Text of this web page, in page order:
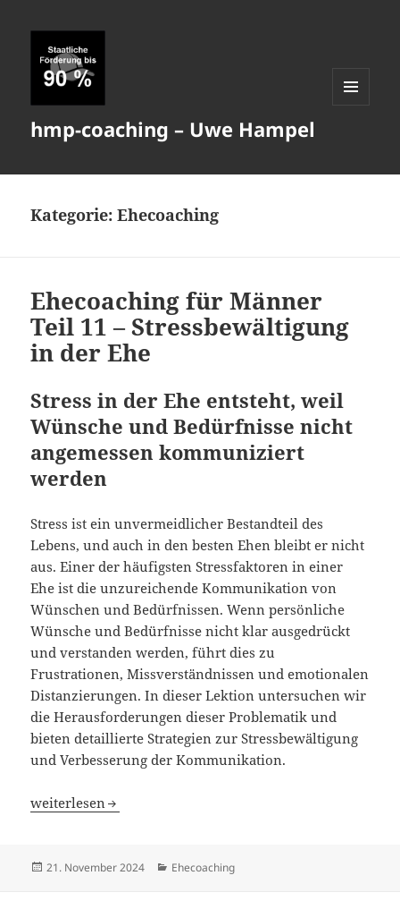
hmp-coaching – Uwe Hampel
Kategorie:Ehecoaching
Ehecoaching für Männer
Teil 11 – Stressbewältigung
in der Ehe
Stress in der Ehe entsteht, weil
Wünsche und Bedürfnisse nicht
angemessen kommuniziert
werden
Stress ist ein unvermeidlicher Bestandteil des
Lebens, und auch in den besten Ehen bleibt er nicht
aus. Einer der häufigsten Stressfaktoren in einer
Ehe ist die unzureichende Kommunikation von
Wünschen und Bedürfnissen. Wenn persönliche
Wünsche und Bedürfnisse nicht klar ausgedrückt
und verstanden werden, führt dies zu
Frustrationen, Missverständnissen und emotionalen
Distanzierungen. In dieser Lektion untersuchen wir
die Herausforderungen dieser Problematik und
bieten detaillierte Strategien zur Stressbewältigung
und Verbesserung der Kommunikation.
Ehecoaching für Männer Teil 11 – Stressbewältigung in
weiterlesen
Veröffentlicht
21. November 2024 Kategorien
Ehecoaching